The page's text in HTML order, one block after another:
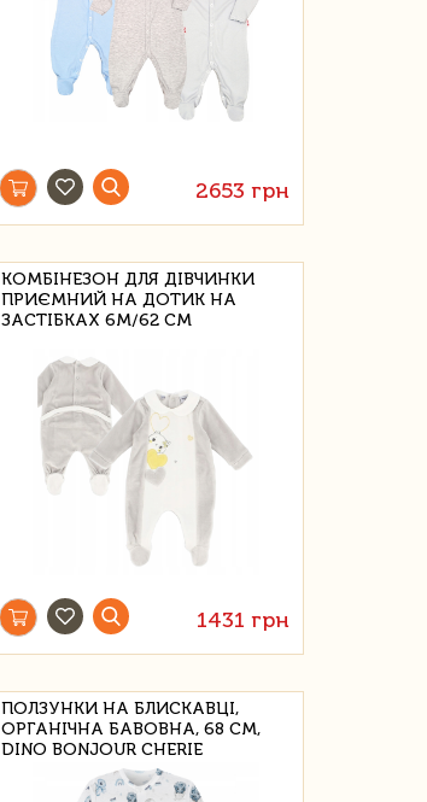
2653 грн
КОМБІНЕЗОН ДЛЯ ДІВЧИНКИ
ПРИЄМНИЙ НА ДОТИК НА
ЗАСТІБКАХ 6М/62 СМ
1431 грн
ПОЛЗУНКИ НА БЛИСКАВЦІ,
ОРГАНІЧНА БАВОВНА, 68 СМ,
DINO BONJOUR CHERIE